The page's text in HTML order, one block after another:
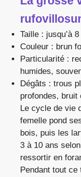
Taille : jusqu’à
Couleur : brun
Particularité :
humides,
Dégâts : trous
profondes, bruit
Le cycle de vie
femelle pond
bois, puis les
3 à 10 ans
ressortir en
Pendant tout